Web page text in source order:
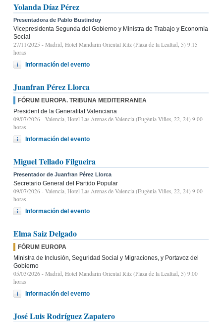
Yolanda Díaz Pérez
Presentadora de Pablo Bustinduy
Vicepresidenta Segunda del Gobierno y Ministra de Trabajo y Economía
Social
27/11/2025 - Madrid, Hotel Mandarin Oriental Ritz (Plaza de la Lealtad, 5) 9:15
horas
Información del evento
Juanfran Pérez Llorca
FÓRUM EUROPA. TRIBUNA MEDITERRANEA
President de la Generalitat Valenciana
09/07/2026 - Valencia, Hotel Las Arenas de Valencia (Eugènia Viñes, 22, 24) 9.00
horas
Información del evento
Miguel Tellado Filgueira
Presentador de Juanfran Pérez Llorca
Secretario General del Partido Popular
09/07/2026 - Valencia, Hotel Las Arenas de Valencia (Eugènia Viñes, 22, 24) 9.00
horas
Información del evento
Elma Saiz Delgado
FÓRUM EUROPA
Ministra de Inclusión, Seguridad Social y Migraciones, y Portavoz del
Gobierno
05/03/2026 - Madrid, Hotel Mandarin Oriental Ritz (Plaza de la Lealtad, 5) 9:00
horas
Información del evento
José Luis Rodríguez Zapatero